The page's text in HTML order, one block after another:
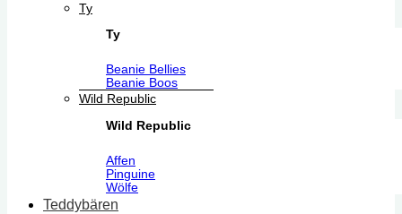
Ty
Ty
Beanie Bellies
Beanie Boos
Wild Republic
Wild Republic
Affen
Pinguine
Wölfe
Teddybären